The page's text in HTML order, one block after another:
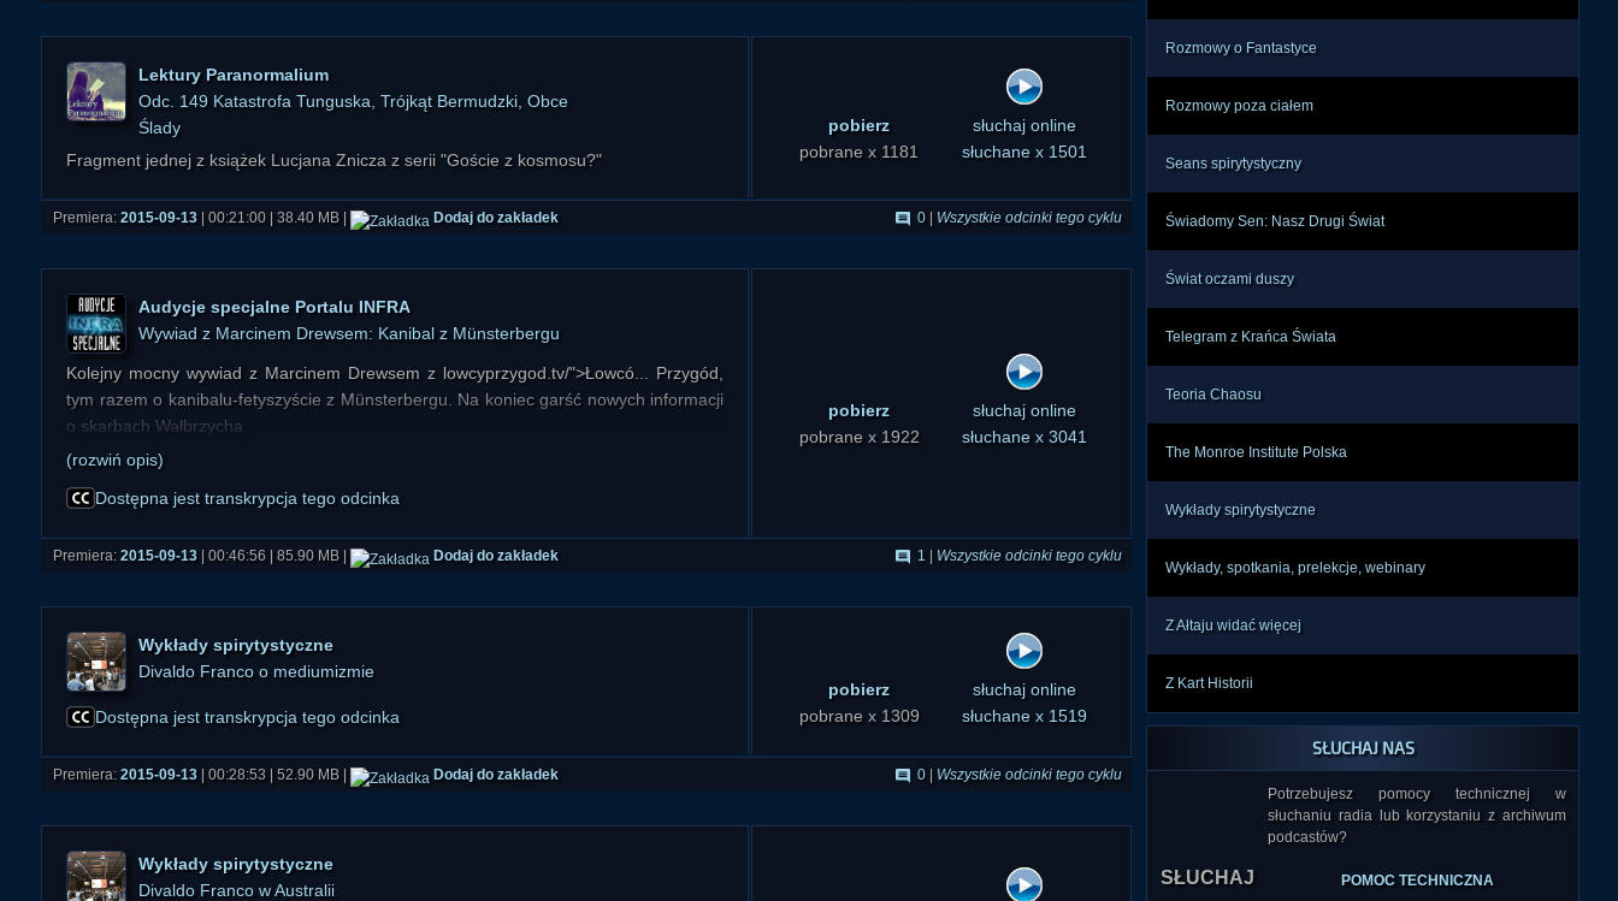
Lektury Paranormalium
Odc. 149 Katastrofa Tunguska, Trójkąt Bermudzki, Obce
Ślady
Fragment jednej z książek Lucjana Znicza z serii "Goście z kosmosu?"
pobierz
pobrane x 1181
słuchaj online
słuchane x 1501
Premiera: 2015-09-13 | 00:21:00 | 38.40 MB | Dodaj do zakładek 0 Wszystkie odcinki tego cyklu
Audycje specjalne Portalu INFRA
Wywiad z Marcinem Drewsem: Kanibal z Münsterbergu
Kolejny mocny wywiad z Marcinem Drewsem z lowcyprzygod.tv/">Łowcó... Przygód,
tym razem o kanibalu-fetyszyście z Münsterbergu. Na koniec garść nowych informacji
o skarbach Wałbrzycha
(rozwiń opis)
Dostępna jest transkrypcja tego odcinka
pobierz
pobrane x 1922
słuchaj online
słuchane x 3041
Premiera: 2015-09-13 | 00:46:56 | 85.90 MB | Dodaj do zakładek 1 Wszystkie odcinki tego cyklu
Wykłady spirytystyczne
Divaldo Franco o mediumizmie
Dostępna jest transkrypcja tego odcinka
pobierz
pobrane x 1309
słuchaj online
słuchane x 1519
Premiera: 2015-09-13 | 00:28:53 | 52.90 MB | Dodaj do zakładek 0 Wszystkie odcinki tego cyklu
Wykłady spirytystyczne
Divaldo Franco w Australii
Rozmowy o Fantastyce
Rozmowy poza ciałem
Seans spirytystyczny
Świadomy Sen: Nasz Drugi Świat
Świat oczami duszy
Telegram z Krańca Świata
Teoria Chaosu
The Monroe Institute Polska
Wykłady spirytystyczne
Wykłady, spotkania, prelekcje, webinary
Z Ałtaju widać więcej
Z Kart Historii
SŁUCHAJ NAS
Potrzebujesz pomocy technicznej w
słuchaniu radia lub korzystaniu z archiwum
podcastów?
POMOC TECHNICZNA